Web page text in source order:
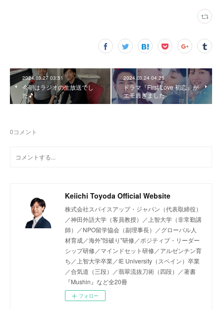
2024.03.27 03:51
今朝はラジオの生放送でし
た🎵
2024.03.24 04:25
ドラマ『First Love 初恋』が
エモ過ぎました
0コメント
Keiichi Toyoda Official Website
株式会社スパイスアップ・ジャパン（代表取締役）
／神田外語大学（客員教授）／上智大学（非常勤講
師）／NPO留学協会（副理事長）／グローバル人
材育成／海外"殻破り"研修／ポジティブ・リーダー
シップ研修／マインドセット研修／アルゼンチン育
ち／上智大学卒業／IE University（スペイン）卒業
／合気道（三段）／翡翠流抜刀術（四段）／著書
『Mushin』など全20冊
フォロー